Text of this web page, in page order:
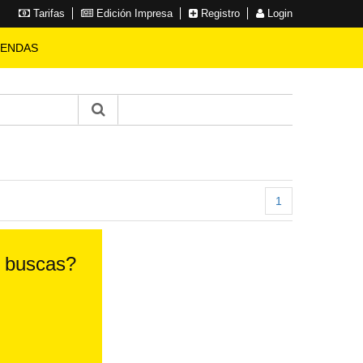
Tarifas Edición Impresa Registro Login
1